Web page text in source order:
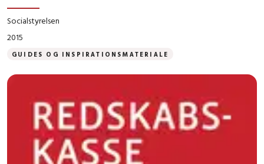
Socialstyrelsen
2015
GUIDES OG INSPIRATIONSMATERIALE